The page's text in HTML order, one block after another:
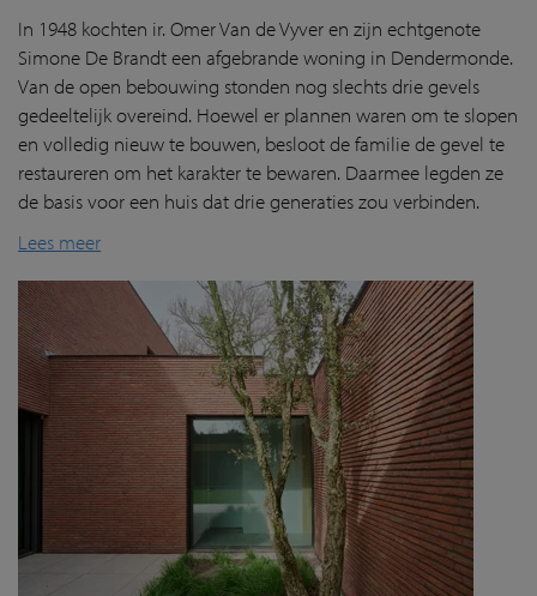
In 1948 kochten ir. Omer Van de Vyver en zijn echtgenote
Simone De Brandt een afgebrande woning in Dendermonde.
Van de open bebouwing stonden nog slechts drie gevels
gedeeltelijk overeind. Hoewel er plannen waren om te slopen
en volledig nieuw te bouwen, besloot de familie de gevel te
restaureren om het karakter te bewaren. Daarmee legden ze
de basis voor een huis dat drie generaties zou verbinden.
Lees meer